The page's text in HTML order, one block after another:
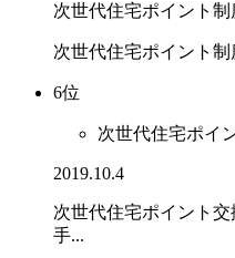
次世代住宅ポイント制
次世代住宅ポイント制
6位
次世代住宅ポイ
2019.10.4
次世代住宅ポイント
手...